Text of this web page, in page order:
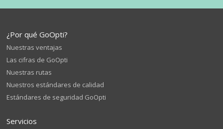
¿Por qué GoOpti?
Nuestras ventajas
Las cifras de GoOpti
Nuestras rutas
Nuestros estándares de calidad
Estándares de seguridad GoOpti
Servicios